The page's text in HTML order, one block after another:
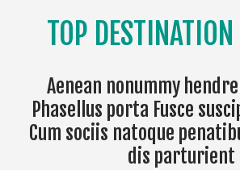
TOP
Aenean nonummy
Phasellus porta Fusce
Cum sociis natoque
dis parturient